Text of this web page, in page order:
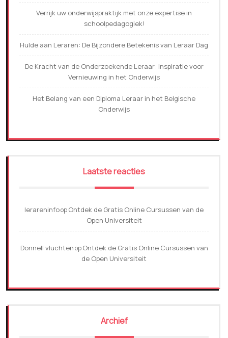
Verrijk uw onderwijspraktijk met onze expertise in
schoolpedagogiek!
Hulde aan Leraren: De Bijzondere Betekenis van Leraar Dag
De Kracht van de Onderzoekende Leraar: Inspiratie voor
Vernieuwing in het Onderwijs
Het Belang van een Diploma Leraar in het Belgische
Onderwijs
Laatste reacties
lerareninfoopOntdek de Gratis Online Cursussen van de
Open Universiteit
Donnell vluchtenopOntdek de Gratis Online Cursussen van
de Open Universiteit
Archief